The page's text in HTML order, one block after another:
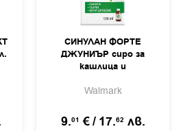
СИНУЛАН ФОРТЕ
ДЖУНИЪР сиро за
кашлица и
120мл
Walmark
9.01 €/ 17.62 лв.